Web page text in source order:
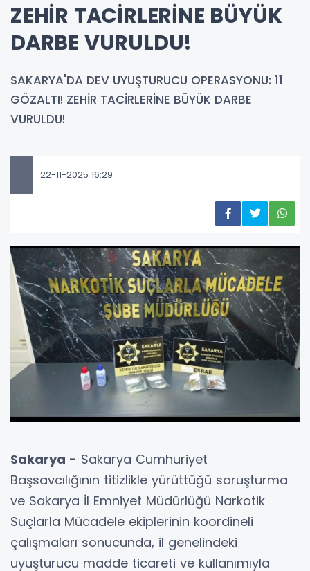
ZEHİR TACİRLERİNE BÜYÜK
DARBE VURULDU!
SAKARYA'DA DEV UYUŞTURUCU OPERASYONU: 11
GÖZALTI! ZEHİR TACİRLERİNE BÜYÜK DARBE
VURULDU!
22-11-2025 16:29
Sakarya - Sakarya Cumhuriyet
Başsavcılığının titizlikle yürüttüğü soruşturma
ve Sakarya İl Emniyet Müdürlüğü Narkotik
Suçlarla Mücadele ekiplerinin koordineli
çalışmaları sonucunda, il genelindeki
uyuşturucu madde ticareti ve kullanımıyla